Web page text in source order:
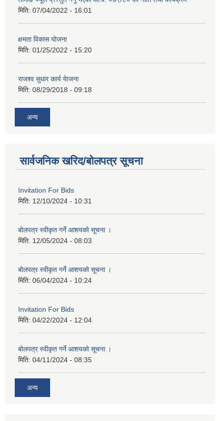
मिति: 07/04/2022 - 16:01
क्षमता विकास योजना
मिति: 01/25/2022 - 15:20
राजश्व सुधार कार्य येाजना
मिति: 08/29/2018 - 09:18
अन्य
सार्वजनिक खरिद/बोलपत्र सूचना
Invitation For Bids
मिति: 12/10/2024 - 10:31
बोलपत्र स्वीकृत गर्ने आशयको सूचना ।
मिति: 12/05/2024 - 08:03
बोलपत्र स्वीकृत गर्ने आशयको सूचना ।
मिति: 06/04/2024 - 10:24
Invitation For Bids
मिति: 04/22/2024 - 12:04
बोलपत्र स्वीकृत गर्ने आशयको सूचना ।
मिति: 04/11/2024 - 08:35
अन्य